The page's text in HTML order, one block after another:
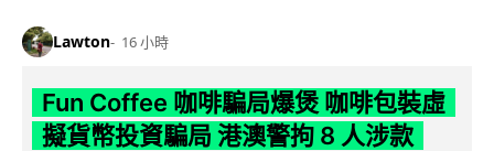
Lawton 16 小時
Fun Coffee 咖啡騙局爆煲 咖啡包裝虛
擬貨幣投資騙局 港澳警拘 8 人涉款